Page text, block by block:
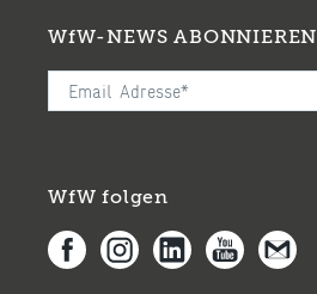
WfW-NEWS ABONNIEREN
WfW folgen